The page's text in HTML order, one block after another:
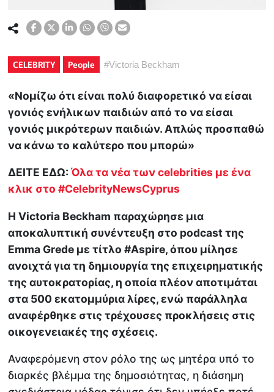
CELEBRITY People #Victoria Beckham
«Νομίζω ότι είναι πολύ διαφορετικό να είσαι
γονιός ενήλικων παιδιών από το να είσαι
γονιός μικρότερων παιδιών. Απλώς προσπαθώ
να κάνω το καλύτερο που μπορώ»
ΔΕΙΤΕ ΕΔΩ:Όλα τα νέα των celebrities με ένα
κλικ στο #CelebrityNewsCyprus
Η Victoria Beckham παραχώρησε μια
αποκαλυπτική συνέντευξη στο podcast της
Emma Grede με τίτλο #Aspire, όπου μίλησε
ανοιχτά για τη δημιουργία της επιχειρηματικής
της αυτοκρατορίας, η οποία πλέον αποτιμάται
στα 500 εκατομμύρια λίρες, ενώ παράλληλα
αναφέρθηκε στις τρέχουσες προκλήσεις στις
οικογενειακές της σχέσεις.
Αναφερόμενη στον ρόλο της ως μητέρα υπό το
διαρκές βλέμμα της δημοσιότητας, η διάσημη